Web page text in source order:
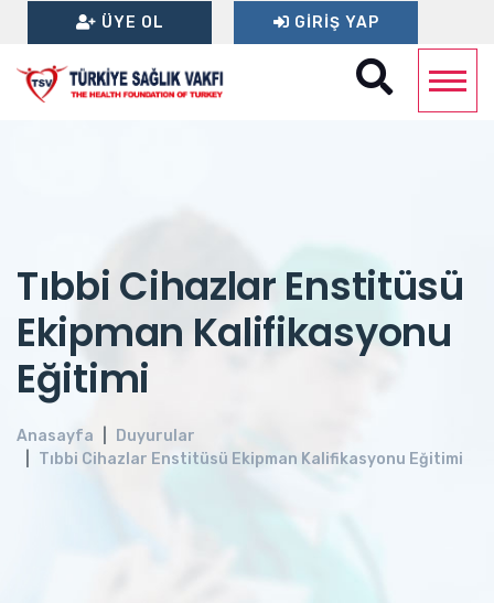
ÜYE OL GIRIŞ YAP
Tıbbi Cihazlar Enstitüsü
Ekipman Kalifikasyonu
Eğitimi
Anasayfa
Duyurular
Tıbbi Cihazlar Enstitüsü Ekipman Kalifikasyonu Eğitimi